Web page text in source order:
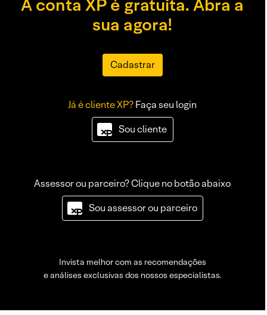
A conta XP é gratuita. Abra a
sua agora!
Cadastrar
Já é cliente XP?Faça seu login
Sou cliente
Assessor ou parceiro? Clique no botão abaixo
Sou assessor ou parceiro
Invista melhor com as recomendações
e análises exclusivas dos nossos especialistas.